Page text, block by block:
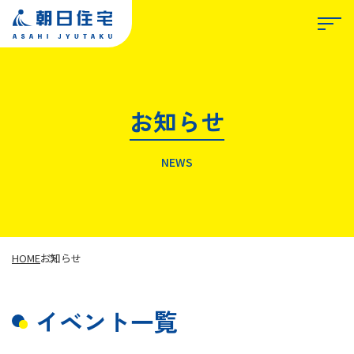
私たちが選ばれる理由
事業紹介
お知らせ
NEWS
HOMEお知らせ
イベント一覧